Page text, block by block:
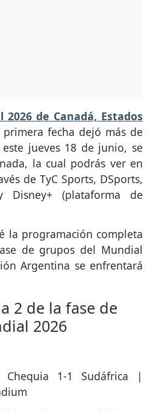
2026 de Canadá, Estados
fecha dejó más de
jueves 18 de junio, se
la cual podrás ver en
de TyC Sports, DSports,
Disney+ (plataforma de
la programación completa
de grupos del Mundial
Argentina se enfrentará
2 de la fase de
2026
1-1 Sudáfrica |